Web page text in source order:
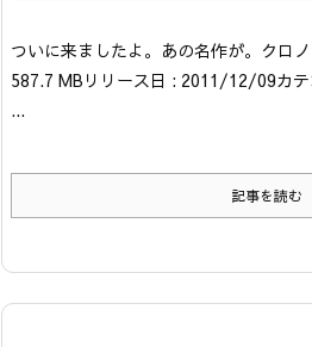
ついに来ましたよ。あの名作が。 クロ
587.7 MB リリース日 : 2011/12/09カ
...
記事を読む